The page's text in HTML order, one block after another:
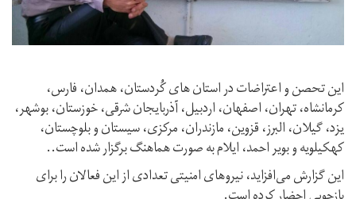
این تحصن و اعتراضات در استان های کُردستان، همدان، فارس،
کرمانشاه، تهران، اصفهان، اردبیل، آذربایجان شرقی، خوزستان، بوشهر،
یزد، گیلان، البرز، قزوین، مازندران، مرکزی، سیستان و بلوچستان،
کهکیلویه و بویر احمد، ایلام به صورت هماهنگ برگزار شده است..
این گزارش می‌افزاید، نیروهای امنیتی تعدادی از این فعالان را برای